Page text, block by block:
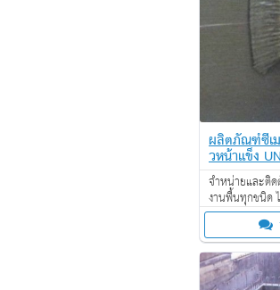
ผลิตภัณฑ์ซีเ
วหน้าแข็ง
จำหน่ายและติ
งานพื้นทุกชนิด
งานกันซึม ระบ
ป้องกันไฟลาม
ผิว งานเคลือบ